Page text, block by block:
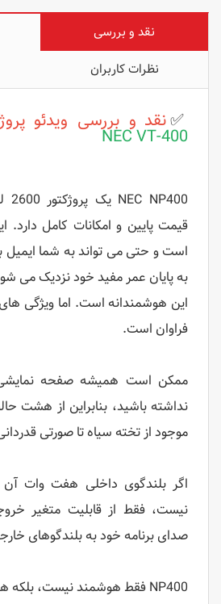
نقد و بررسی
نظرات کاربران
✅نقد و بررسی ویدئو
NEC VT-400
قیمت پایین و امکانات کامل دارد.
است و حتی می تواند به شما ایمیل
به پایان عمر مفید خود نزدیک می
فراوان است.
ممکن است همیشه صفحه
نداشته باشید، بنابراین از هشت
موجود از تخته سیاه تا صورتی
اگر بلندگوی داخلی هفت وات آن
نیست، فقط از قابلیت متغیر
صدای برنامه خود به بلندگوهای
NP400 فقط هوشمند نیست، بلکه همه کاره است.